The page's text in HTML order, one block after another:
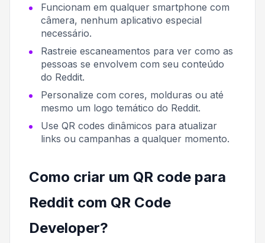
Funcionam em qualquer smartphone com
câmera, nenhum aplicativo especial
necessário.
Rastreie escaneamentos para ver como as
pessoas se envolvem com seu conteúdo
do Reddit.
Personalize com cores, molduras ou até
mesmo um logo temático do Reddit.
Use QR codes dinâmicos para atualizar
links ou campanhas a qualquer momento.
Como criar um QR code para
Reddit com QR Code
Developer?